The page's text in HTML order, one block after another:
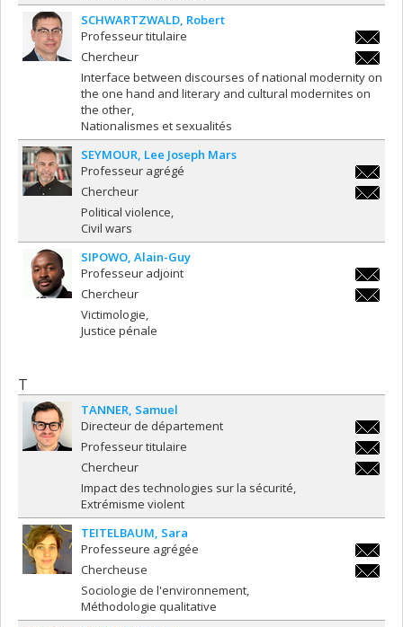
SCHWARTZWALD Robert
Professeur titulaire
Chercheur
Interface between discourses of national modernity on
the one hand and literary and cultural modernites on
the other
Nationalismes et sexualités
SEYMOUR Lee Joseph Mars
Professeur agrégé
Chercheur
Political violence
Civil wars
SIPOWO Alain-Guy
alain-
Professeur adjoint
Chercheur
Victimologie
Justice pénale
T
TANNER Samuel
Directeur de département
Professeur titulaire
Chercheur
Impact des technologies sur la sécurité
Extrémisme violent
TEITELBAUM Sara
Professeure agrégée
Chercheuse
Sociologie de l'environnement
Méthodologie qualitative